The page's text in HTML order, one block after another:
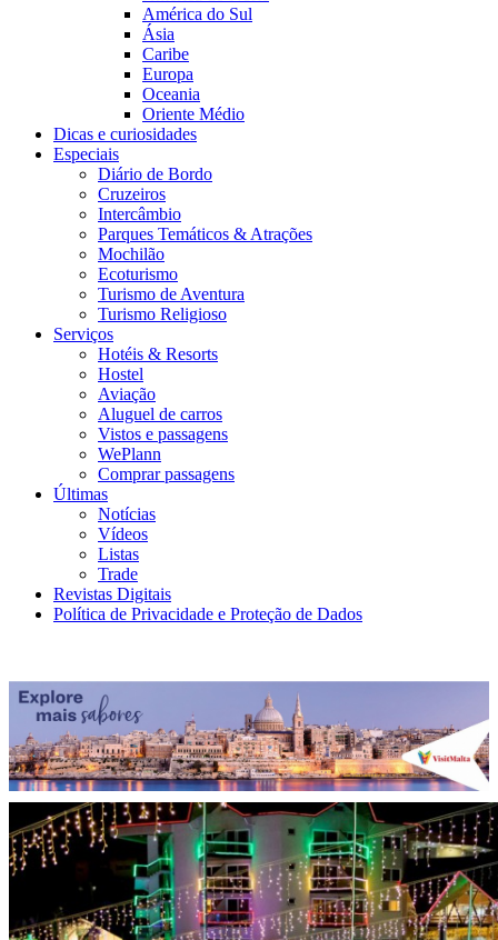
América do Sul
Ásia
Caribe
Europa
Oceania
Oriente Médio
Dicas e curiosidades
Especiais
Diário de Bordo
Cruzeiros
Intercâmbio
Parques Temáticos & Atrações
Mochilão
Ecoturismo
Turismo de Aventura
Turismo Religioso
Serviços
Hotéis & Resorts
Hostel
Aviação
Aluguel de carros
Vistos e passagens
WePlann
Comprar passagens
Últimas
Notícias
Vídeos
Listas
Trade
Revistas Digitais
Política de Privacidade e Proteção de Dados